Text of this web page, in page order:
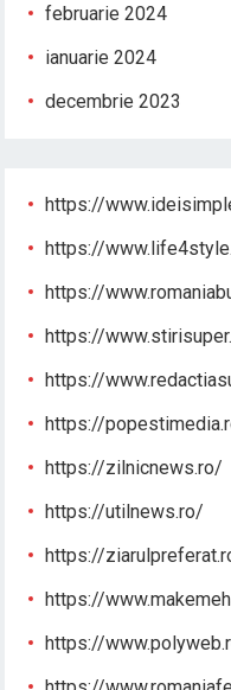
februarie 2024
ianuarie 2024
decembrie 2023
https://
https://
https://
https://
https://
https://
https://zilnicnews.ro/
https://utilnews.ro/
https://
https://
https://